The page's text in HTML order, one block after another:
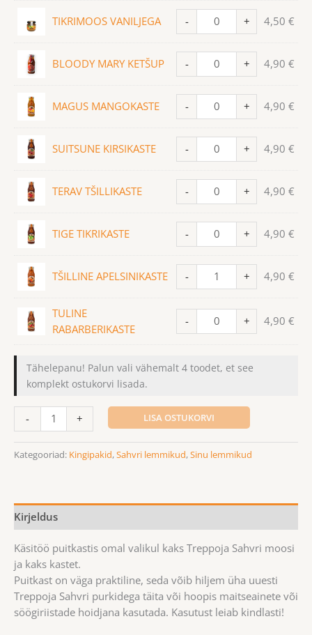
TIKRIMOOS VANILJEGA - + 4,50 €
BLOODY MARY KETŠUP - + 4,90 €
MAGUS MANGOKASTE - + 4,90 €
SUITSUNE KIRSIKASTE - + 4,90 €
TERAV TŠILLIKASTE - + 4,90 €
TIGE TIKRIKASTE - + 4,90 €
TŠILLINE APELSINIKASTE - + 4,90 €
TULINE
RABARBERIKASTE
- + 4,90 €
Tähelepanu! Palun vali vähemalt 4 toodet, et see
komplekt ostukorvi lisada.
- + LISA OSTUKORVI
Kategooriad: Kingipakid,Sahvri lemmikud,Sinu lemmikud
Kirjeldus
Käsitöö puitkastis omal valikul kaks Treppoja Sahvri moosi
ja kaks kastet.
Puitkast on väga praktiline, seda võib hiljem üha uuesti
Treppoja Sahvri purkidega täita või hoopis maitseainete või
söögiriistade hoidjana kasutada. Kasutust leiab kindlasti!